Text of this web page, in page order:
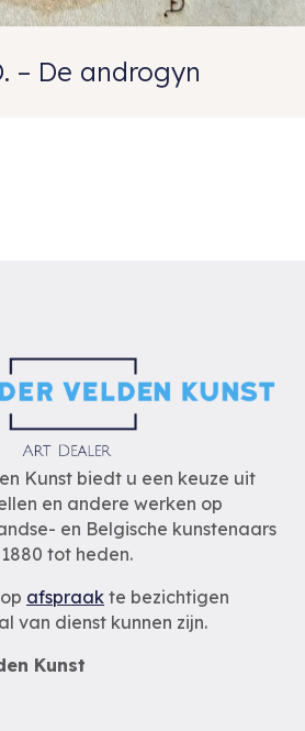
– De androgyn
Kunst biedt u een keuze uit
en andere werken op
en Belgische kunstenaars
tot heden.
afspraak te bezichtigen
van dienst kunnen zijn.
Kunst